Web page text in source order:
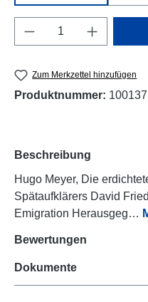
Produkt Anzahl:
Zum Merkzettel hinzufügen
Produktnummer:
Beschreibung
Hugo Meyer, Die
Spätaufklärers David
Emigration Herausgeg…
Bewertungen
Dokumente